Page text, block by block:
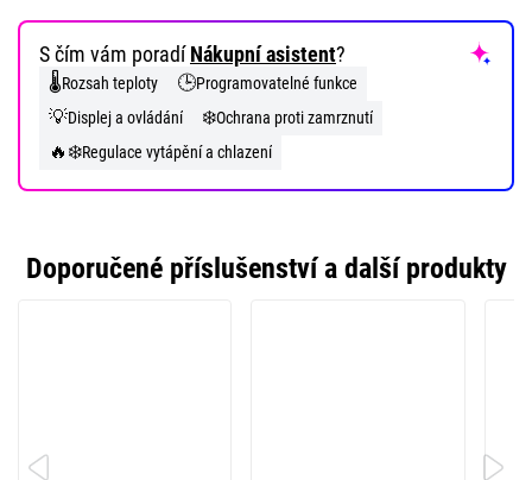
S čím vám poradíNákupní asistent?
🌡️Rozsah teploty 🕒Programovatelné funkce
💡Displej a ovládání ❄️Ochrana proti zamrznutí
🔥❄️Regulace vytápění a chlazení
Doporučené příslušenství a další produkty